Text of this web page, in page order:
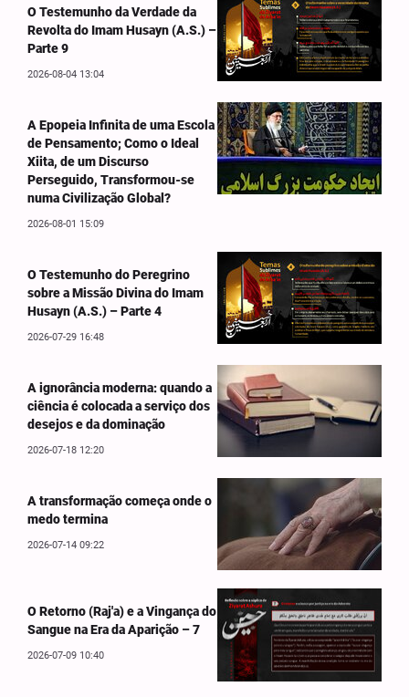
O Testemunho da Verdade da
Revolta do Imam Husayn (A.S.) –
Parte 9
2026-08-04 13:04
A Epopeia Infinita de uma Escola
de Pensamento; Como o Ideal
Xiita, de um Discurso
Perseguido, Transformou-se
numa Civilização Global?
2026-08-01 15:09
O Testemunho do Peregrino
sobre a Missão Divina do Imam
Husayn (A.S.) – Parte 4
2026-07-29 16:48
A ignorância moderna: quando a
ciência é colocada a serviço dos
desejos e da dominação
2026-07-18 12:20
A transformação começa onde o
medo termina
2026-07-14 09:22
O Retorno (Raj'a) e a Vingança do
Sangue na Era da Aparição – 7
2026-07-09 10:40